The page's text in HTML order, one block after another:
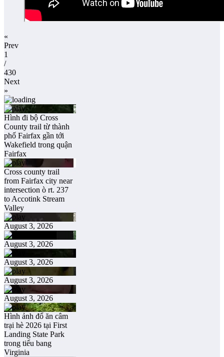
«
Prev
1
/
430
Next
»
Hình đi bộ Cross
County trail từ thành
phố Fairfax gần tới
Wakefield trong quận
Fairfax
Cross county trail
from Fairfax city near
intersection ò rt. 237
to Accotink Stream
Valley
August 3, 2026
August 3, 2026
August 3, 2026
August 3, 2026
August 3, 2026
Hình ảnh đổ ăn câm
trại hè 2026 tại First
Landing State Park
trong tiểu bang
Virginia